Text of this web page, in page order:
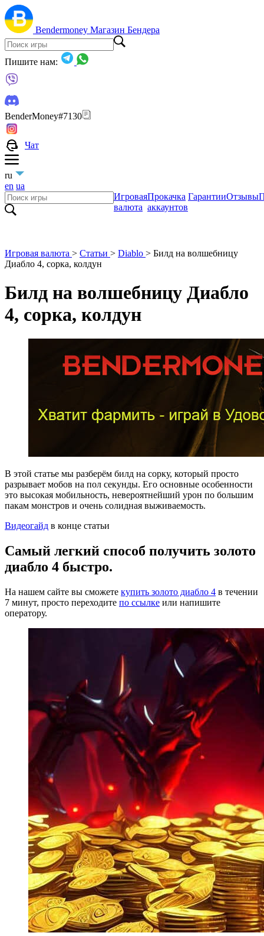
Bendermoney Магазин Бендера
Пишите нам:
BenderMoney#7130
Чат
ru
en ua
Игровая
валюта
Прокачка
аккаунтов
ГарантииОтзывы
Игровая валюта > Статьи > Diablo > Билд на волшебницу
Диабло 4, сорка, колдун
Билд на волшебницу Диабло
4, сорка, колдун
В этой статье мы разберём билд на сорку, который просто
разрывает мобов на пол секунды. Его основные особенности
это высокая мобильность, невероятнейший урон по большим
пакам монстров и очень солидная выживаемость.
Видеогайд в конце статьи
Самый легкий способ получить золото
диабло 4 быстро.
На нашем сайте вы сможете купить золото диабло 4 в течении
7 минут, просто переходите по ссылке или напишите
оператору.